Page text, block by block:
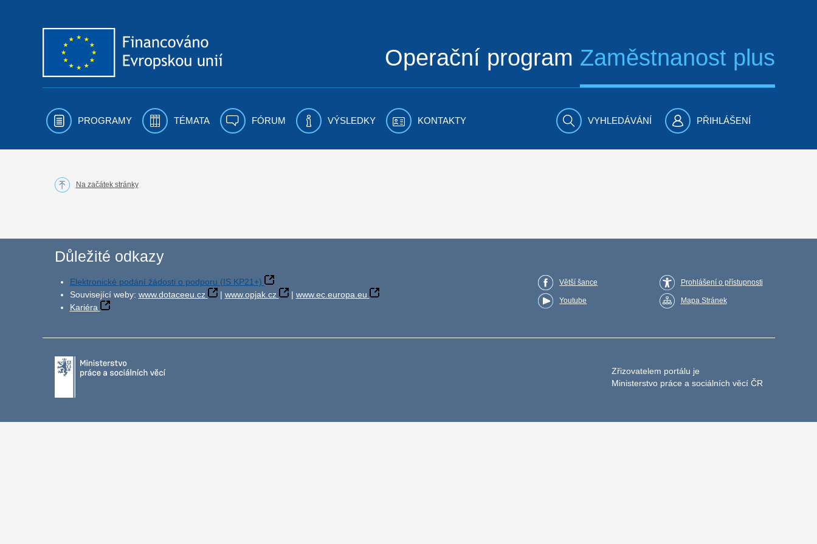
Operační program Zaměstnanost plus
PROGRAMY TÉMATA FÓRUM VÝSLEDKY KONTAKTY VYHLEDÁVÁNÍ PŘIHLÁŠENÍ
Na začátek stránky
Důležité odkazy
Elektronické podání žádosti o podporu (IS KP21+)
Související weby: www.dotaceeu.cz | www.opjak.cz | www.ec.europa.eu
Kariéra
Větší šance
Youtube
Prohlášení o přístupnosti
Mapa Stránek
Zřizovatelem portálu je
Ministerstvo práce a sociálních věcí ČR